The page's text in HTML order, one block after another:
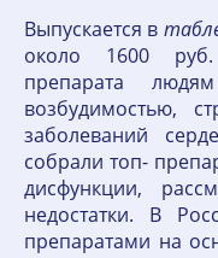
Выпускается в
около 1600
препарата
возбудимостью,
заболеваний
собрали топ-
дисфункции,
недостатки. В
препаратами на